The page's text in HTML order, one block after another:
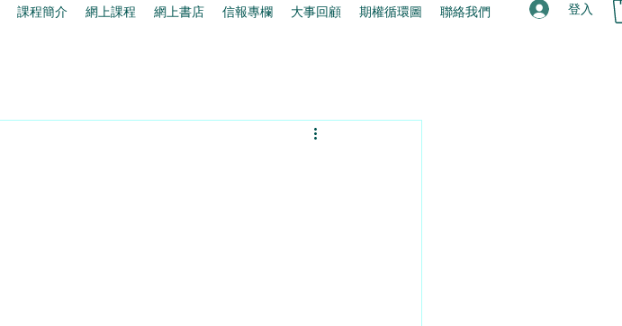
課程簡介 網上課程 網上書店 信報專欄 大事回顧 期權循環圖 聯絡我們 登入